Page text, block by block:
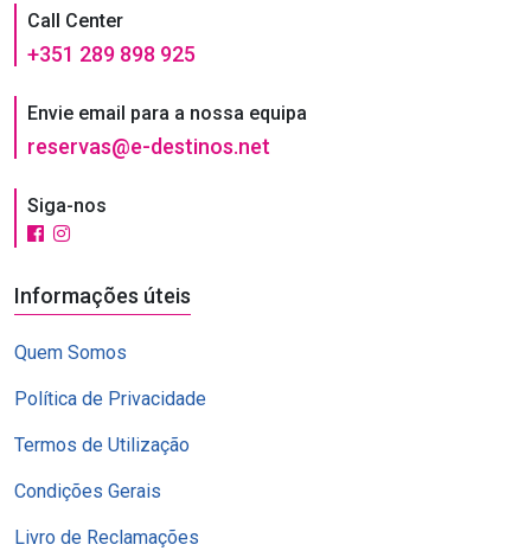
Call Center
+351 289 898 925
Envie email para a nossa equipa
reservas@e-destinos.net
Siga-nos
Informações úteis
Quem Somos
Política de Privacidade
Termos de Utilização
Condições Gerais
Livro de Reclamações